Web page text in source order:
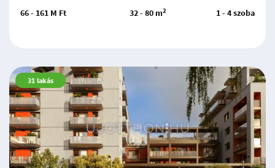
66 - 161 M Ft
32 - 80 m2 1 - 4 szoba
31 lakás